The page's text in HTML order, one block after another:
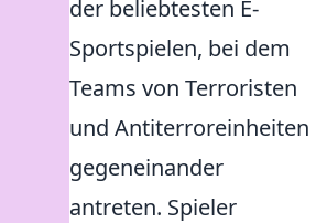
der beliebtesten E-
Sportspielen, bei dem
Teams von Terroristen
und Antiterroreinheiten
gegeneinander
antreten. Spieler